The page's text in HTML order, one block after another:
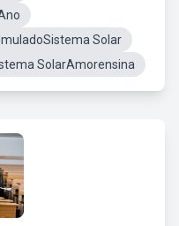
Solar
SolarAmorensina